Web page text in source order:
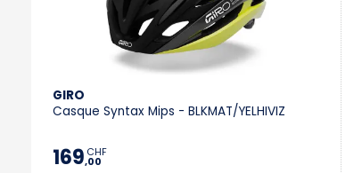
GIRO
Casque Syntax Mips - BLKMAT/YELHIVIZ
169,00
CHF